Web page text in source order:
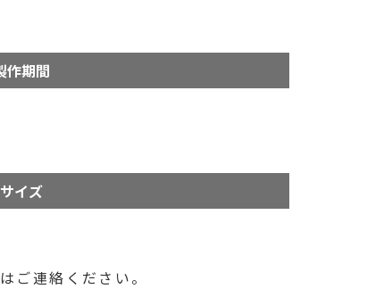
作期間
サイズ
ご連絡ください。